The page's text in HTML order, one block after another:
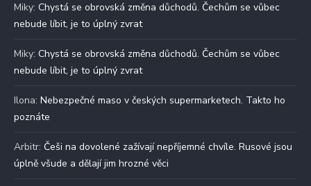
Miky: Chystá se obrovská změna důchodů. Čechům se vůbec
nebude líbit, je to úplný zvrat
Miky: Chystá se obrovská změna důchodů. Čechům se vůbec
nebude líbit, je to úplný zvrat
Ilona: Nebezpečné maso v českých supermarketech. Takto ho
poznáte
Arbitr: Češi na dovolené zažívají nepříjemné chvíle. Rusové jsou
úplně všude a dělají jim hrozné věci